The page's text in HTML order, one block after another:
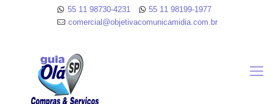
55 11 98730-4231
55 11 98199-1977
comercial@objetivacomunicamidia.com.br